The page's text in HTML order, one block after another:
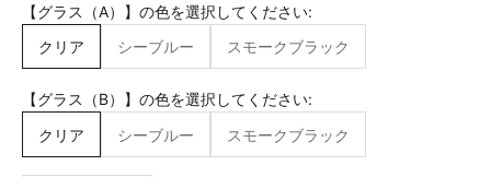
【グラス（A）】の色を選択してください:
クリア
シーブルー スモークブラック
【グラス（B）】の色を選択してください:
クリア
シーブルー スモークブラック